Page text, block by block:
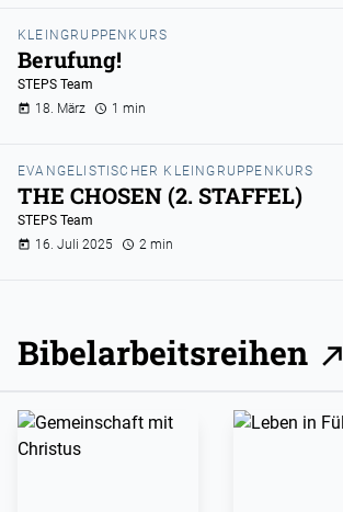
KLEINGRUPPENKURS
Berufung!
STEPS Team
18. März
1 min
EVANGELISTISCHER KLEINGRUPPENKURS
THE CHOSEN (2. STAFFEL)
STEPS Team
16. Juli 2025
2 min
Bibelarbeitsreihen